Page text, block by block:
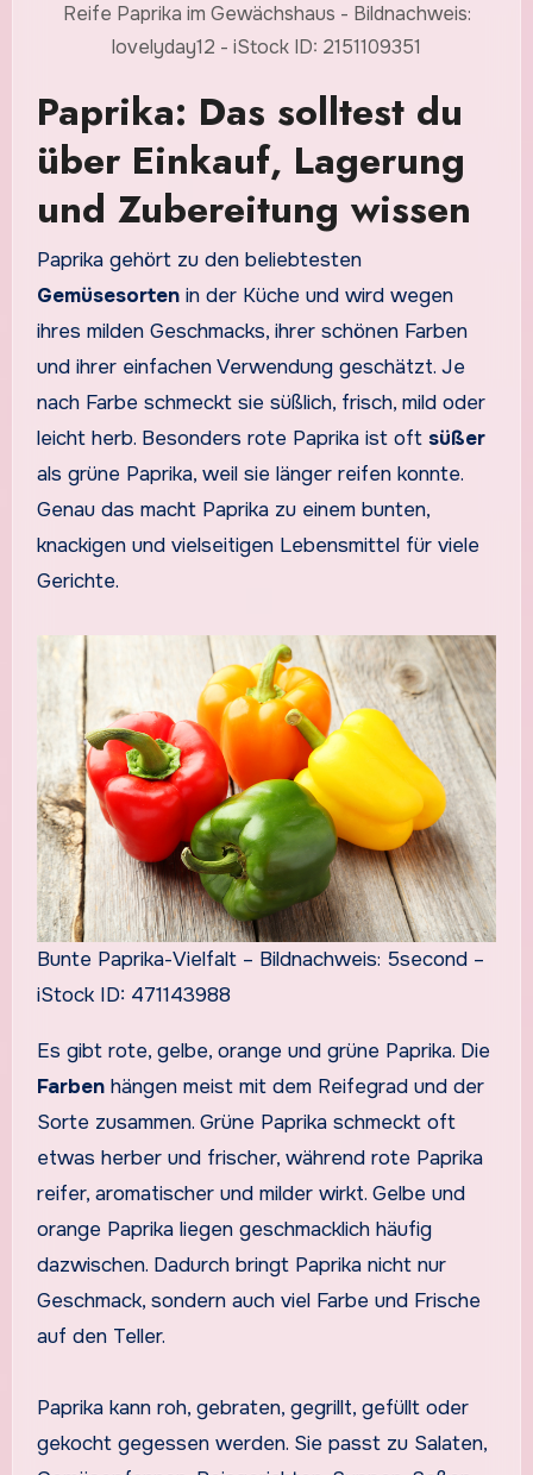
Reife Paprika im Gewächshaus - Bildnachweis:
lovelyday12 - iStock ID: 2151109351
Paprika: Das solltest du
über Einkauf, Lagerung
und Zubereitung wissen
Paprika gehört zu den beliebtesten
Gemüsesortenin der Küche und wird wegen
ihres milden Geschmacks, ihrer schönen Farben
und ihrer einfachen Verwendung geschätzt. Je
nach Farbe schmeckt sie süßlich, frisch, mild oder
leicht herb. Besonders rote Paprika ist oft süßer
als grüne Paprika, weil sie länger reifen konnte.
Genau das macht Paprika zu einem bunten,
knackigen und vielseitigen Lebensmittel für viele
Gerichte.
Bunte Paprika-Vielfalt – Bildnachweis: 5second –
iStock ID: 471143988
Es gibt rote, gelbe, orange und grüne Paprika. Die
Farbenhängen meist mit dem Reifegrad und der
Sorte zusammen. Grüne Paprika schmeckt oft
etwas herber und frischer, während rote Paprika
reifer, aromatischer und milder wirkt. Gelbe und
orange Paprika liegen geschmacklich häufig
dazwischen. Dadurch bringt Paprika nicht nur
Geschmack, sondern auch viel Farbe und Frische
auf den Teller.
Paprika kann roh, gebraten, gegrillt, gefüllt oder
gekocht gegessen werden. Sie passt zu Salaten,